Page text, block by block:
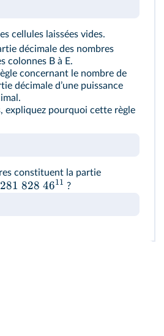
cellules laissées vides.
décimale des nombres
colonnes B à E.
concernant le nombre de
décimale dʼune puissance
expliquez pourquoi cette règle
constituent la partie
281 828 4611 ?